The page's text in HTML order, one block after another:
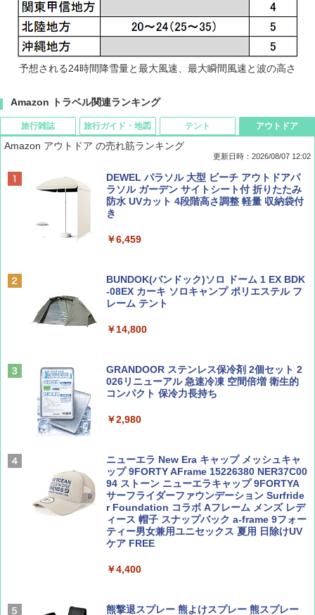
予想される24時間降雪量と最大風速、最大瞬間風速と波の高さ
Amazon トラベル関連ランキング
旅行雑誌
ディズニーファン ２０２６年 ９月号 [雑
誌] (ＤＩＳＮＥＹ ＦＡＮ)
￥713
SOTO ミニマル"旅"財布 ランダム2種】
￥1,500
￥1,540
￥1,540
AIRLINE（エアライン）2026年9月号【特
集】ボーイング110周年を祝して！
￥1,760
旅行ガイド・地図
D40 地球の歩き方 チェンマイ タイ北部の魅
力的な町 2026～2027 地球の歩き方D アジア
￥2,079
球の歩き方A ヨーロッパ
￥2,479
￥2,695
ァキア 2026～2027 地球の歩き方A ヨーロッ
パ
￥2,277
新しい日本地理 地図・統計・移動から読み
解く (講談社現代新書)
￥1,540
テント
[キャンパーズコレクション 山善] ポップアッ
プテント 傘みたいに広げて畳める パッとサ
ッとサンシェード キューブ フルクローズ メ
ッシュ 簡単設置 ワンタッチテント キャンプ
PYKES PEAK (パイクスピーク) 着替えテン
ト プライバシー テント 【中が透けない】 1
ーチ ピクニック ポップアップテント 携帯 簡
￥4,980
テント ワンタッチ RENEW 幅200 2-3人用 43
￥5,999
[キャンパーズコレクション 山善] 傘みたいに
広げるだけ パッとサッとテント ブラックコ
ーティング フルクローズ メッシュ 3-4人用
簡単設置 ポップアップテント エクルベージ
ュ(BC仕様) PATC-150B(EB)
￥9,990
[キャンパーズコレクション 山善] 傘みたいに
アウトドア
Amazon アウトドア の売れ筋ランキング
更新日時：2026/08/07 12:02
DEWEL パラソル 大型 ビーチ アウトドアパ
ラソル ガーデン サイトシート付 折りたたみ
防水 UVカット 4段階高さ調整 軽量 収納袋付
き
￥6,459
BUNDOK(バンドック)ソロ ドーム 1 EX BDK
-08EX カーキ ソロキャンプ ポリエステル フ
レーム テント
￥14,800
GRANDOOR ステンレス保冷剤 2個セット 2
026リニューアル 急速冷凍 空間倍増 衛生的
コンパクト 保冷力長持ち
￥2,980
ニューエラ New Era キャップ メッシュキャ
ップ 9FORTY AFrame 15226380 NER37C00
94 ストーン ニューエラキャップ 9FORTYA
サーフライダーファウンデーション Surfride
r Foundation コラボ Aフレーム メンズ レデ
ィース 帽子 スナップバック a-frame 9フォー
ティー男女兼用ユニセックス 夏用 日除けUV
ケア FREE
￥4,400
熊撃退スプレー 熊よけスプレー 熊スプレー